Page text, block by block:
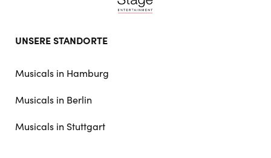
UNSERE STANDORTE
Musicals in Hamburg
Musicals in Berlin
Musicals in Stuttgart